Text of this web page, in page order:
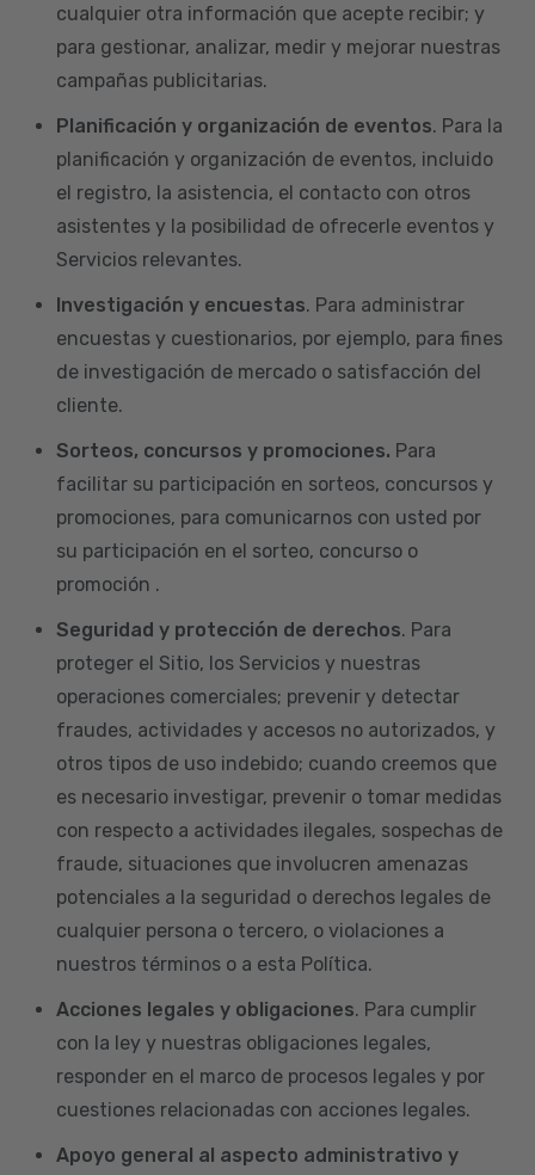
cualquier otra información que acepte recibir; y
para gestionar, analizar, medir y mejorar nuestras
campañas publicitarias.
Planificación y organización de eventos. Para la
planificación y organización de eventos, incluido
el registro, la asistencia, el contacto con otros
asistentes y la posibilidad de ofrecerle eventos y
Servicios relevantes.
Investigación y encuestas. Para administrar
encuestas y cuestionarios, por ejemplo, para fines
de investigación de mercado o satisfacción del
cliente.
Sorteos, concursos y promociones. Para
facilitar su participación en sorteos, concursos y
promociones, para comunicarnos con usted por
su participación en el sorteo, concurso o
promoción .
Seguridad y protección de derechos. Para
proteger el Sitio, los Servicios y nuestras
operaciones comerciales; prevenir y detectar
fraudes, actividades y accesos no autorizados, y
otros tipos de uso indebido; cuando creemos que
es necesario investigar, prevenir o tomar medidas
con respecto a actividades ilegales, sospechas de
fraude, situaciones que involucren amenazas
potenciales a la seguridad o derechos legales de
cualquier persona o tercero, o violaciones a
nuestros términos o a esta Política.
Acciones legales y obligaciones. Para cumplir
con la ley y nuestras obligaciones legales,
responder en el marco de procesos legales y por
cuestiones relacionadas con acciones legales.
Apoyo general al aspecto administrativo y